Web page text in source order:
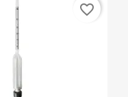
favorite_border